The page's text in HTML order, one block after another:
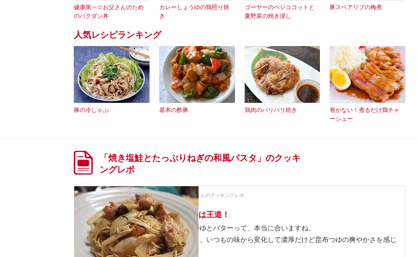
健康第一☆お父さんのため
のバクダン丼
カレーしょうゆの鶏照り焼
き
ゴーヤーのベジココットと
夏野菜の焼き浸し
豚スペアリブの梅煮
人気レシピランキング
豚の冷しゃぶ 基本の酢豚 鶏肉のパリパリ焼き
巻かない！煮るだけ鶏チャ
ーシュー
「焼き塩鮭とたっぷりねぎの和風パスタ」のクッキ
ングレポ
さいころ！さんのクッキングレポ
2016.07.21
鮭と昆布つゆは王道！
ヤマサの昆布つゆとバターって、本当に合いますね。
お昼のパスタも、いつもの味から変化して濃厚だけど昆布つゆの爽やかさを感じ
ました(*´∀｀*)